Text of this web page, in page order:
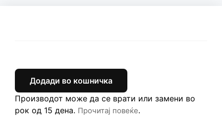
Додади во кошничка
Производот може да се врати или замени во
рок од 15 дена. Прочитај повеќе.